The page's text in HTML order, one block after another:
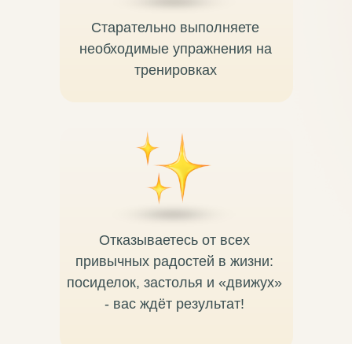
Старательно выполняете
необходимые упражнения на
тренировках
Отказываетесь от всех
привычных радостей в жизни:
посиделок, застолья и «движух»
- вас ждёт результат!